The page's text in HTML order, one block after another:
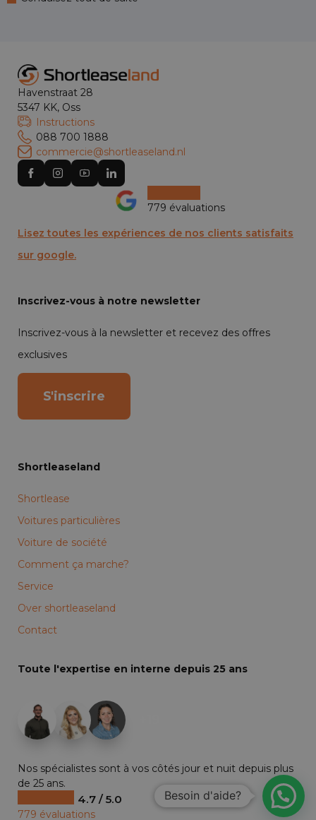
Havenstraat 28
5347 KK, Oss
Instructions
088 700 1888
commercie@shortleaseland.nl
779 évaluations
Lisez toutes les expériences de nos clients satisfaits
sur google.
Inscrivez-vous à notre newsletter
Inscrivez-vous à la newsletter et recevez des offres
exclusives
S'inscrire
Shortleaseland
Shortlease
Voitures particulières
Voiture de société
Comment ça marche?
Service
Over shortleaseland
Contact
Toute l'expertise en interne depuis 25 ans
Nos spécialistes sont à vos côtés jour et nuit depuis plus
de 25 ans.
4.7 / 5.0
779 évaluations
Besoin d'aide?